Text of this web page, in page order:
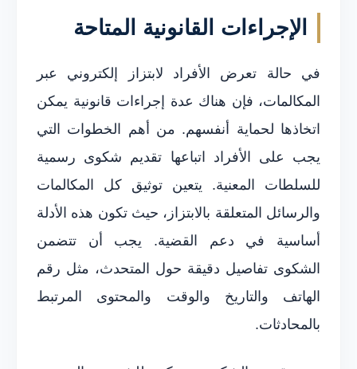
الإجراءات القانونية المتاحة
في حالة تعرض الأفراد لابتزاز إلكتروني عبر
المكالمات، فإن هناك عدة إجراءات قانونية يمكن
اتخاذها لحماية أنفسهم. من أهم الخطوات التي
يجب على الأفراد اتباعها تقديم شكوى رسمية
للسلطات المعنية. يتعين توثيق كل المكالمات
والرسائل المتعلقة بالابتزاز، حيث تكون هذه الأدلة
أساسية في دعم القضية. يجب أن تتضمن
الشكوى تفاصيل دقيقة حول المتحدث، مثل رقم
الهاتف والتاريخ والوقت والمحتوى المرتبط
بالمحادثات.